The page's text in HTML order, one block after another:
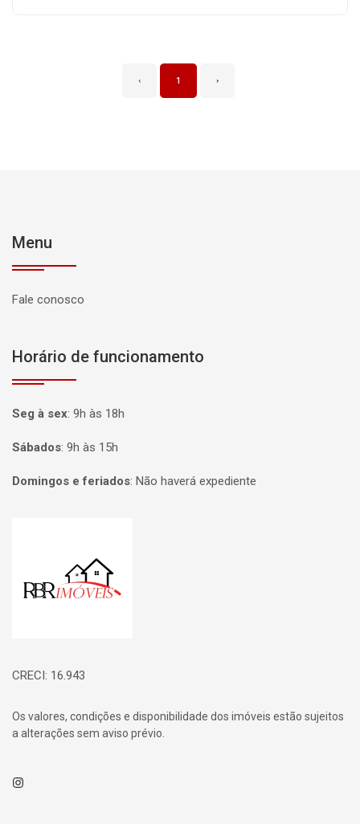
‹ 1 ›
Menu
Fale conosco
Horário de funcionamento
Seg à sex: 9h às 18h
Sábados: 9h às 15h
Domingos e feriados: Não haverá expediente
CRECI: 16.943
Os valores, condições e disponibilidade dos imóveis estão sujeitos
a alterações sem aviso prévio.
Instagram